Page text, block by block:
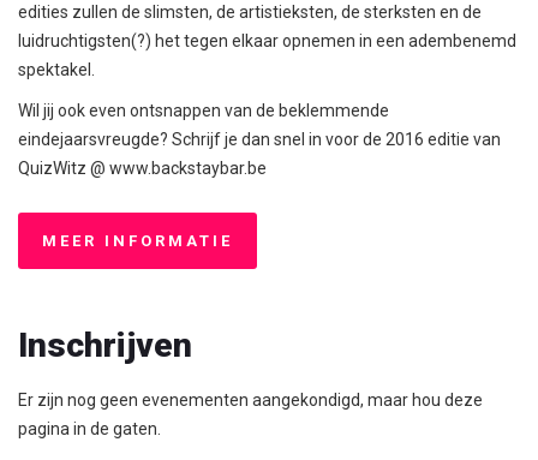
edities zullen de slimsten, de artistieksten, de sterksten en de
luidruchtigsten(?) het tegen elkaar opnemen in een adembenemd
spektakel.
Wil jij ook even ontsnappen van de beklemmende
eindejaarsvreugde? Schrijf je dan snel in voor de 2016 editie van
QuizWitz @ www.backstaybar.be
MEER INFORMATIE
Inschrijven
Er zijn nog geen evenementen aangekondigd, maar hou deze
pagina in de gaten.